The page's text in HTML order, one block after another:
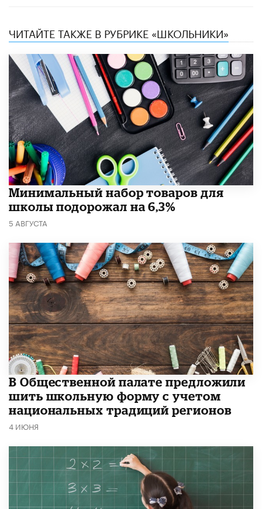
ЧИТАЙТЕ ТАКЖЕ В РУБРИКЕ «ШКОЛЬНИКИ»
Минимальный набор товаров для
школы подорожал на 6,3%
5 АВГУСТА
В Общественной палате предложили
шить школьную форму с учетом
национальных традиций регионов
4 ИЮНЯ